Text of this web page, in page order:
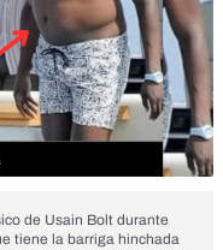
de Usain Bolt durante
tiene la barriga hinchada